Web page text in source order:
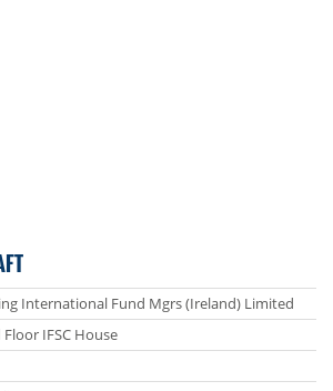
International Fund Mgrs (Ireland) Limited
IFSC House